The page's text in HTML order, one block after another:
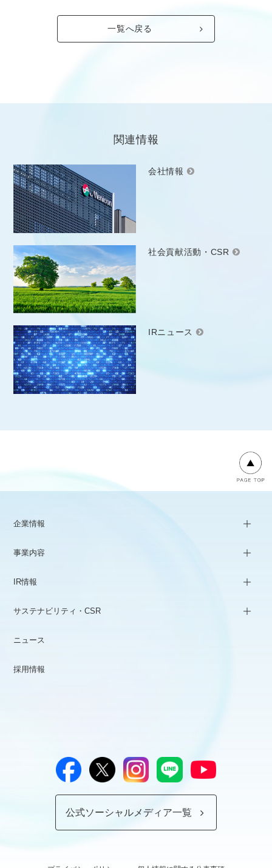
一覧へ戻る
関連情報
会社情報
社会貢献活動・CSR
IRニュース
企業情報
事業内容
IR情報
サステナビリティ・CSR
ニュース
採用情報
公式ソーシャルメディア一覧